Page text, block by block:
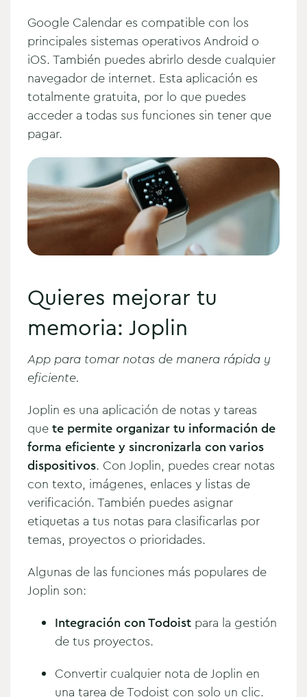
Google Calendar es compatible con los
principales sistemas operativos Android o
iOS. También puedes abrirlo desde cualquier
navegador de internet. Esta aplicación es
totalmente gratuita, por lo que puedes
acceder a todas sus funciones sin tener que
pagar.
Quieres mejorar tu
memoria: Joplin
App para tomar notas de manera rápida y
eficiente.
Joplin es una aplicación de notas y tareas
quete permite organizar tu información de
forma eficiente y sincronizarla con varios
dispositivos. Con Joplin, puedes crear notas
con texto, imágenes, enlaces y listas de
verificación. También puedes asignar
etiquetas a tus notas para clasificarlas por
temas, proyectos o prioridades.
Algunas de las funciones más populares de
Joplin son:
Integración con Todoist para la gestión
de tus proyectos.
Convertir cualquier nota de Joplin en
una tarea de Todoist con solo un clic.